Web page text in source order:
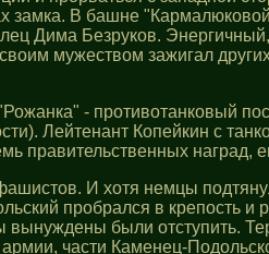
замка. В башне
Дима Безруков.
мужеством зажигал
- противотанковый
Лейтенант Копейкин с
правительственных наград,
И хотя немцы
пробрался в крепость
были отступить.
части Каменец-